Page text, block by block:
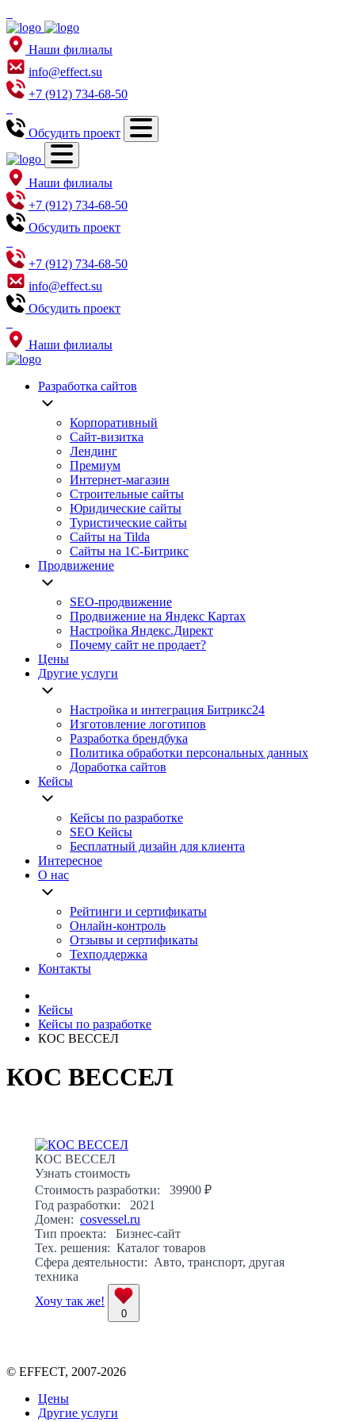
Наши филиалы
info@effect.su
+7 (912) 734-68-50
Обсудить проект
Наши филиалы
+7 (912) 734-68-50
Обсудить проект
+7 (912) 734-68-50
info@effect.su
Обсудить проект
Наши филиалы
Разработка сайтов
Корпоративный
Сайт-визитка
Лендинг
Премиум
Интернет-магазин
Строительные сайты
Юридические сайты
Туристические сайты
Сайты на Tilda
Сайты на 1С-Битрикс
Продвижение
SEO-продвижение
Продвижение на Яндекс Картах
Настройка Яндекс.Директ
Почему сайт не продает?
Цены
Другие услуги
Настройка и интеграция Битрикс24
Изготовление логотипов
Разработка брендбука
Политика обработки персональных данных
Доработка сайтов
Кейсы
Кейсы по разработке
SEO Кейсы
Бесплатный дизайн для клиента
Интересное
О нас
Рейтинги и сертификаты
Онлайн-контроль
Отзывы и сертификаты
Техподдержка
Контакты
Кейсы
Кейсы по разработке
КОС ВЕССЕЛ
КОС ВЕССЕЛ
КОС ВЕССЕЛ
Узнать стоимость
Стоимость разработки:
39900 ₽
Год разработки:
2021
Домен: cosvessel.ru
Тип проекта:
Бизнес-сайт
Тех. решения: Каталог товаров
Сфера деятельности: Авто, транспорт, другая
техника
Хочу так же!
0
© EFFECT, 2007-2026
Цены
Другие услуги